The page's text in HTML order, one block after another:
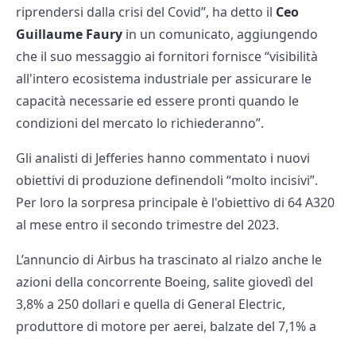
riprendersi dalla crisi del Covid”, ha detto il Ceo
Guillaume Faury in un comunicato, aggiungendo
che il suo messaggio ai fornitori fornisce “visibilità
all'intero ecosistema industriale per assicurare le
capacità necessarie ed essere pronti quando le
condizioni del mercato lo richiederanno”.
Gli analisti di Jefferies hanno commentato i nuovi
obiettivi di produzione definendoli “molto incisivi”.
Per loro la sorpresa principale è l'obiettivo di 64 A320
al mese entro il secondo trimestre del 2023.
L’annuncio di Airbus ha trascinato al rialzo anche le
azioni della concorrente Boeing, salite giovedì del
3,8% a 250 dollari e quella di General Electric,
produttore di motore per aerei, balzate del 7,1% a